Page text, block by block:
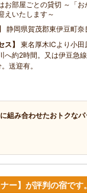
お部屋ごとの貸切 ～「
えいたします～
静岡県賀茂郡東伊豆町奈
ス
東名厚木ICより小
へ約2時間。又は伊豆急線
送迎有。
組み合わせたおトクな
ー】が評判の宿です。